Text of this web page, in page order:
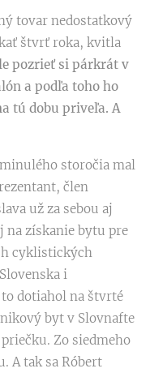
tovar nedostatkový
štvrť roka, kvitla
pozrieť si párkrát v
a podľa toho ho
tú dobu priveľa. A
storočia mal
člen
už za sebou aj
na získanie bytu pre
cyklistických
i
dotiahol na štvrté
byt v Slovnafte
Zo siedmeho
A tak sa Róbert